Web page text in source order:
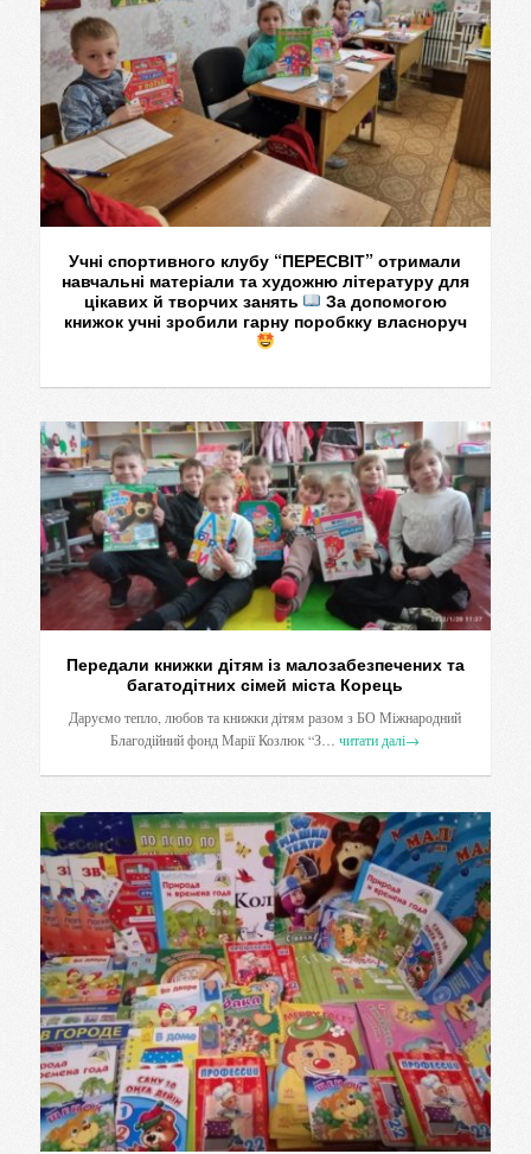
Учні спортивного клубу “ПЕРЕСВІТ” отримали
навчальні матеріали та художню літературу для
цікавих й творчих занять
За допомогою
книжок учні зробили гарну поробкку власноруч
Передали книжки дітям із малозабезпечених та
багатодітних сімей міста Корець
Даруємо тепло, любов та книжки дітям разом з БО Міжнародний
Благодійний фонд Марії Козлюк “З… читати далі→